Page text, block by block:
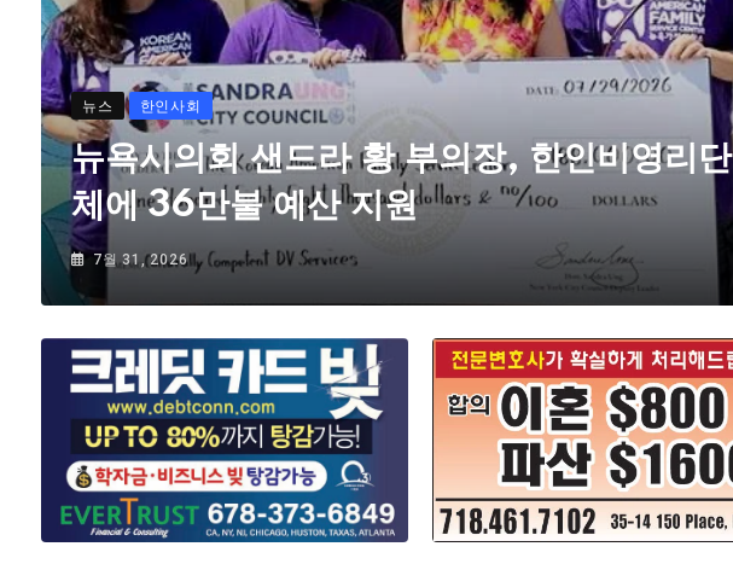
뉴스 한인사회
뉴욕시의회 샌드라 황 부의장, 한인비영리단
체에 36만불 예산 지원
7월 31, 2026